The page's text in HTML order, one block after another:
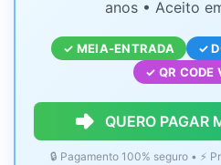
anos • Aceito
✓ MEIA-ENTRADA
✓
✓ QR CODE
QUERO PAGAR
🔒 Pagamento 100% seguro • ⚡